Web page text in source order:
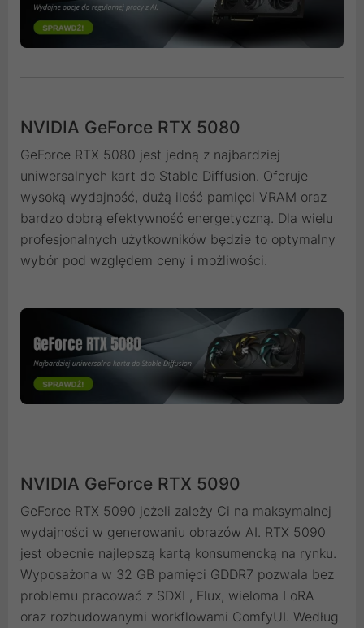
NVIDIA GeForce RTX 5080
GeForce RTX 5080 jest jedną z najbardziej
uniwersalnych kart do Stable Diffusion. Oferuje
wysoką wydajność, dużą ilość pamięci VRAM oraz
bardzo dobrą efektywność energetyczną. Dla wielu
profesjonalnych użytkowników będzie to optymalny
wybór pod względem ceny i możliwości.
NVIDIA GeForce RTX 5090
GeForce RTX 5090 jeżeli zależy Ci na maksymalnej
wydajności w generowaniu obrazów AI. RTX 5090
jest obecnie najlepszą kartą konsumencką na rynku.
Wyposażona w 32 GB pamięci GDDR7 pozwala bez
problemu pracować z SDXL, Flux, wieloma LoRA
oraz rozbudowanymi workflowami ComfyUI. Według